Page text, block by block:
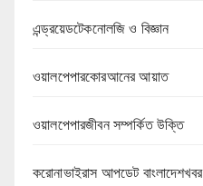
এন্ড্রয়েডটেকনোলজি ও বিজ্ঞান
ওয়ালপেপারকোরআনের আয়াত
ওয়ালপেপারজীবন সম্পর্কিত উক্তি
করোনাভাইরাস আপডেট বাংলাদেশখবর